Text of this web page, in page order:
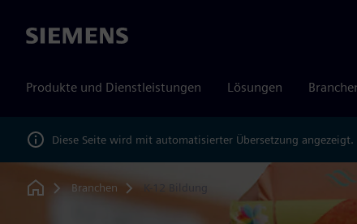
Siemens
Produkte und Dienstleistungen Lösungen
Diese Seite wird mit automatisierter Übersetzung angezeigt.
Home
Branchen K-12 Bildung